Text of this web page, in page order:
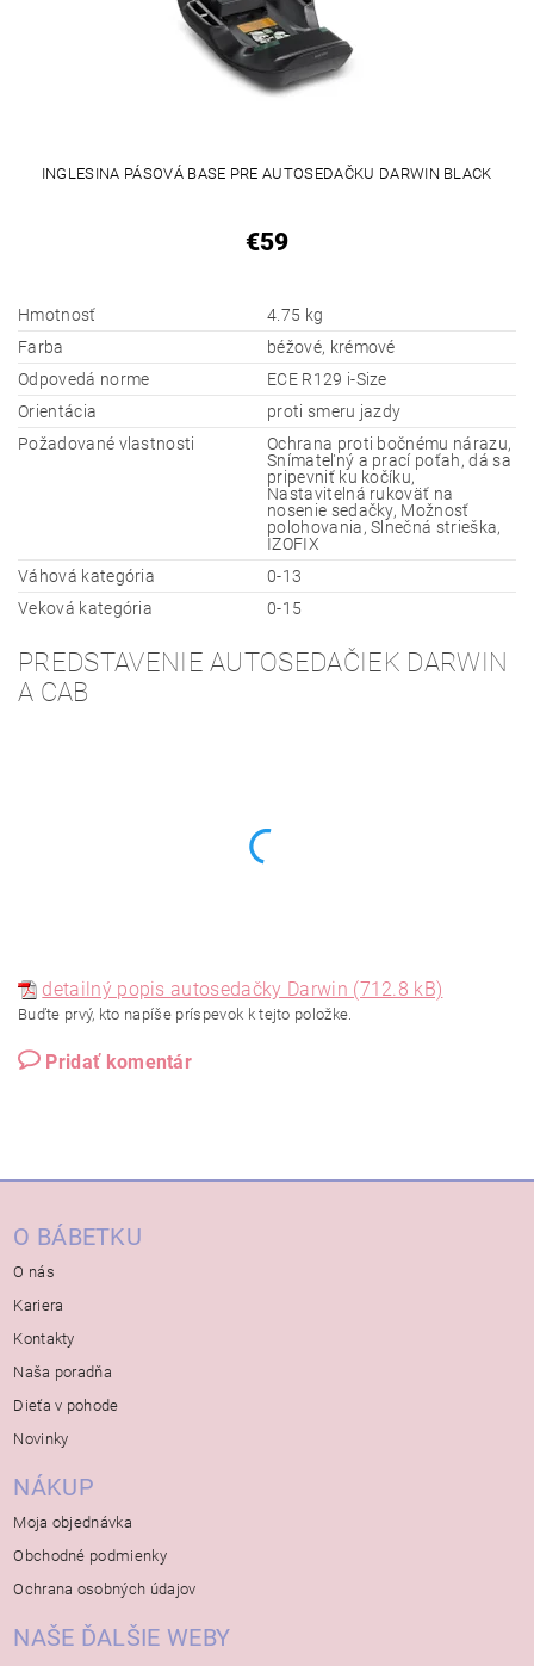
INGLESINA PÁSOVÁ BASE PRE AUTOSEDAČKU DARWIN BLACK
€59
Hmotnosť
4.75 kg
Farba
béžové, krémové
Odpovedá norme
ECE R129 i-Size
Orientácia
proti smeru jazdy
Požadované vlastnosti
Ochrana proti bočnému nárazu,
Snímateľný a prací poťah, dá sa
pripevniť ku kočíku,
Nastavitelná rukoväť na
nosenie sedačky, Možnosť
polohovania, Slnečná strieška,
IZOFIX
Váhová kategória
0-13
Veková kategória
0-15
PREDSTAVENIE AUTOSEDAČIEK DARWIN
A CAB
detailný popis autosedačky Darwin (712.8 kB)
Buďte prvý, kto napíše príspevok k tejto položke.
Pridať komentár
O BÁBETKU
O nás
Kariera
Kontakty
Naša poradňa
Dieťa v pohode
Novinky
NÁKUP
Moja objednávka
Obchodné podmienky
Ochrana osobných údajov
NAŠE ĎALŠIE WEBY